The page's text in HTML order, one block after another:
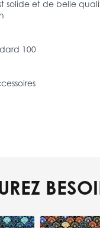
solide et de belle
100